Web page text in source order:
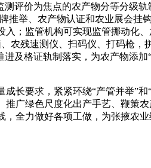
评价为焦点的农产物分等分级
举、农产物认证和农业展会挂
；监管机构可实现监管挪动化
农残速测仪、扫码仪、打码枪
及格证轨制落实，为农产物添
要求，紧紧环绕“产管并举”和
广绿色尺度化出产手艺、鞭策
全力做好各项工做，为张掖农业